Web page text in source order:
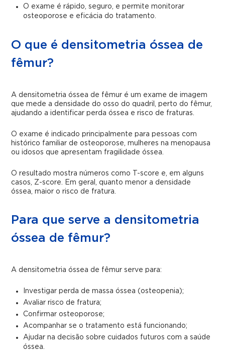
O exame é rápido, seguro, e permite monitorar
osteoporose e eficácia do tratamento.
O que é densitometria óssea de
fêmur?
A densitometria óssea de fêmur é um exame de imagem
que mede a densidade do osso do quadril, perto do fêmur,
ajudando a identificar perda óssea e risco de fraturas.
O exame é indicado principalmente para pessoas com
histórico familiar de osteoporose, mulheres na menopausa
ou idosos que apresentam fragilidade óssea.
O resultado mostra números como T-score e, em alguns
casos, Z-score. Em geral, quanto menor a densidade
óssea, maior o risco de fratura.
Para que serve a densitometria
óssea de fêmur?
A densitometria óssea de fêmur serve para:
Investigar perda de massa óssea (osteopenia);
Avaliar risco de fratura;
Confirmar osteoporose;
Acompanhar se o tratamento está funcionando;
Ajudar na decisão sobre cuidados futuros com a saúde
óssea.